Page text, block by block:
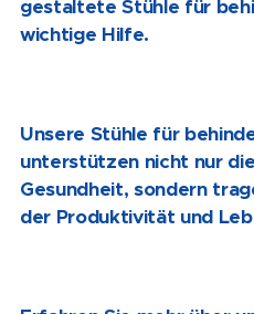
gestaltete Stühle für
wichtige Hilfe.
Unsere Stühle für
unterstützen nicht nur
Gesundheit, sondern
der Produktivität und